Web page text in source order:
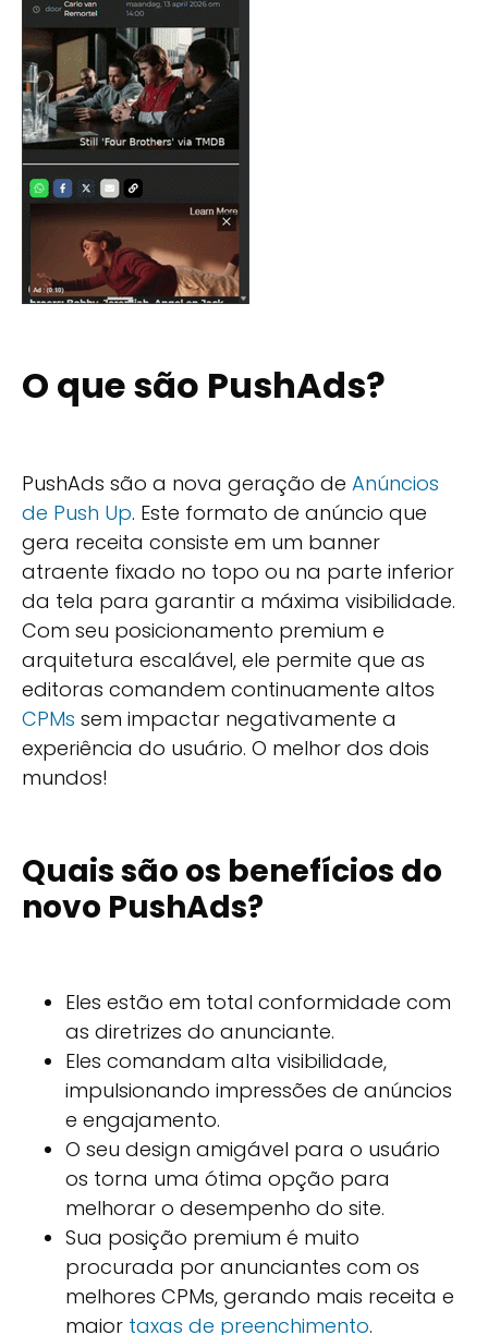
O que são PushAds?
PushAds são a nova geração de Anúncios
de Push Up. Este formato de anúncio que
gera receita consiste em um banner
atraente fixado no topo ou na parte inferior
da tela para garantir a máxima visibilidade.
Com seu posicionamento premium e
arquitetura escalável, ele permite que as
editoras comandem continuamente altos
CPMs sem impactar negativamente a
experiência do usuário. O melhor dos dois
mundos!
Quais são os benefícios do
novo PushAds?
Eles estão em total conformidade com
as diretrizes do anunciante.
Eles comandam alta visibilidade,
impulsionando impressões de anúncios
e engajamento.
O seu design amigável para o usuário
os torna uma ótima opção para
melhorar o desempenho do site.
Sua posição premium é muito
procurada por anunciantes com os
melhores CPMs, gerando mais receita e
maior taxas de preenchimento.